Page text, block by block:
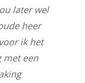
later wel
heer
ik het
met een